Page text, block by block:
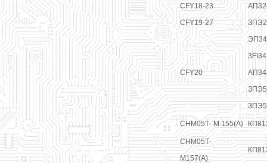
CFY18-23
CFY19-27
CFY20
СНМ05Т- М 155(A)
СНМ05Т-
М157(А)